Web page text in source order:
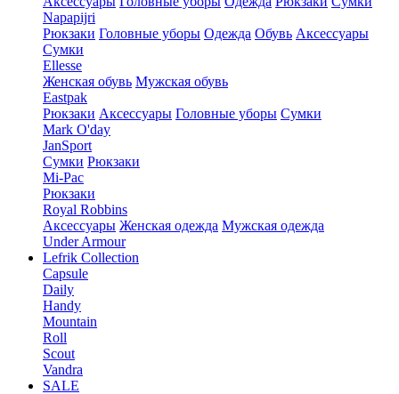
Napapijri
Рюкзаки Головные уборы Одежда Обувь Аксессуары
Сумки
Ellesse
Женская обувь Мужская обувь
Eastpak
Рюкзаки Аксессуары Головные уборы Сумки
Mark O'day
JanSport
Сумки Рюкзаки
Mi-Pac
Рюкзаки
Royal Robbins
Аксессуары Женская одежда Мужская одежда
Under Armour
Lefrik Collection
Capsule
Daily
Handy
Mountain
Roll
Scout
Vandra
SALE